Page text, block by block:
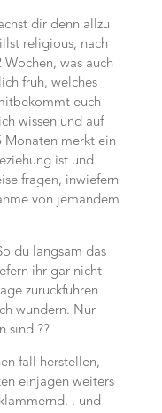
dir denn allzu
religious, nach
was auch
fruh, welches
euch
wissen und auf
Monaten merkt ein
ist und
fragen, inwiefern
von jemandem
du langsam das
ihr gar nicht
zuruckfuhren
wundern. Nur
sind ??
fall herstellen,
einjagen weiters
. und